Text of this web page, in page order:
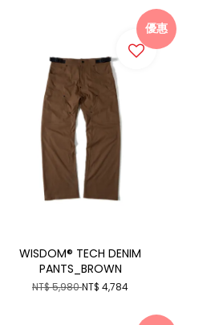
優惠
WISDOM® TECH DENIM
PANTS_BROWN
NT$ 5,980NT$ 4,784